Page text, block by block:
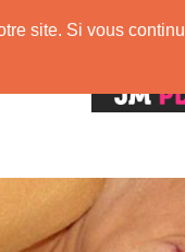
site. Si vous